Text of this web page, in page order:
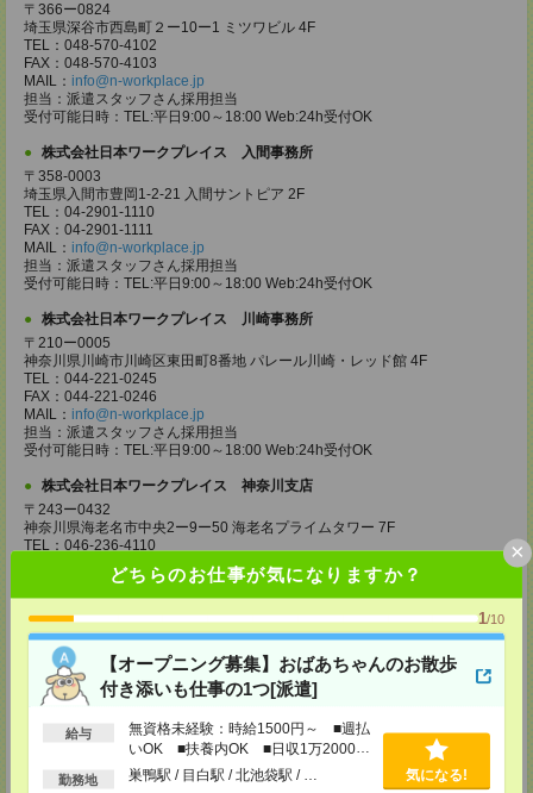
どちらのお仕事が気になりますか？
1/10
【オープニング募集】おばあちゃんのお散歩
付き添いも仕事の1つ[派遣]
給与
無資格未経験：時給1500円～ ■週払
いOK ■扶養内OK ■日収1万2000円
以上
勤務地 巣鴨駅 / 目白駅 / 北池袋駅 / … 気になる!
×
〒366ー0824
埼玉県深谷市西島町２ー10ー1 ミツワビル 4F
TEL：048-570-4102
FAX：048-570-4103
MAIL： info@n-workplace.jp
担当：派遣スタッフさん採用担当
受付可能日時：TEL:平日9:00～18:00 Web:24h受付OK
株式会社日本ワークプレイス 入間事務所
〒358-0003
埼玉県入間市豊岡1-2-21 入間サントピア 2F
TEL：04-2901-1110
FAX：04-2901-1111
MAIL： info@n-workplace.jp
担当：派遣スタッフさん採用担当
受付可能日時：TEL:平日9:00～18:00 Web:24h受付OK
株式会社日本ワークプレイス 川崎事務所
〒210ー0005
神奈川県川崎市川崎区東田町8番地 パレール川崎・レッド館 4F
TEL：044-221-0245
FAX：044-221-0246
MAIL： info@n-workplace.jp
担当：派遣スタッフさん採用担当
受付可能日時：TEL:平日9:00～18:00 Web:24h受付OK
株式会社日本ワークプレイス 神奈川支店
〒243ー0432
神奈川県海老名市中央2ー9ー50 海老名プライムタワー 7F
TEL：046-236-4110
FAX：046-236-4120
info@n-workplace.jp
担当：派遣スタッフさん採用担当
受付可能日時：TEL:平日9:00～18:00 Web:24h受付OK
株式会社日本ワークプレイス 相模原事務所
〒252-0231
神奈川県相模原市中央区相模原4-1-20 アルファビル 3F
FAX：042-786-5602
info@n-workplace.jp
担当：派遣スタッフさん採用担当
受付可能日時：TEL:平日9:00～18:00 Web:24h受付OK